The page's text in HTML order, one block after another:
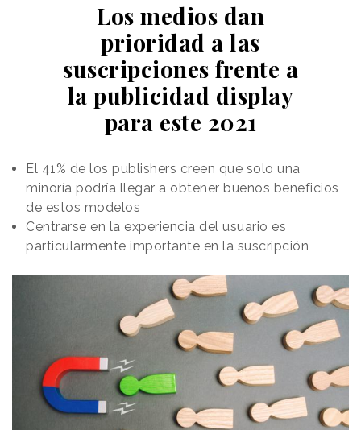
Los medios dan
prioridad a las
suscripciones frente a
la publicidad display
para este 2021
El 41% de los publishers creen que solo una
minoría podría llegar a obtener buenos beneficios
de estos modelos
Centrarse en la experiencia del usuario es
particularmente importante en la suscripción